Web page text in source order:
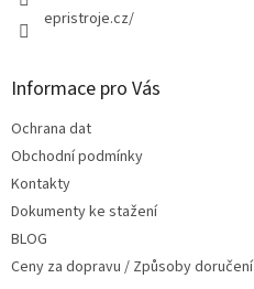
epristroje.cz/
Informace pro Vás
Ochrana dat
Obchodní podmínky
Kontakty
Dokumenty ke stažení
BLOG
Ceny za dopravu / Způsoby doručení